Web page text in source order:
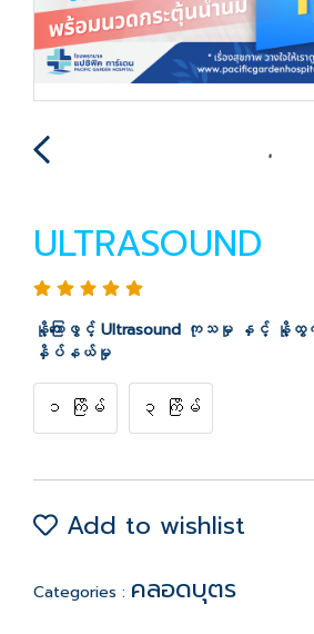
ULTRASOUND
နို့ကြောဖွင့် Ultrasound ကုသမှု နှင့် နို့ထွက်အား
နှိပ်နယ်မှု
၁ ကြိမ် ၃ ကြိမ်
Add to wishlist
Categories : คลอดบุตร